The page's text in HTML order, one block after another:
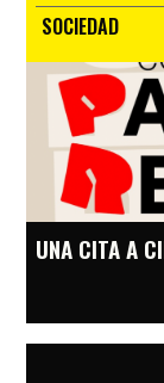
SOCIEDAD
UNA CITA A